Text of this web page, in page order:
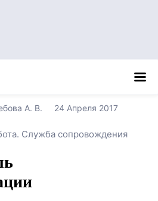
А. В. 24 Апреля 2017
Служба сопровождения